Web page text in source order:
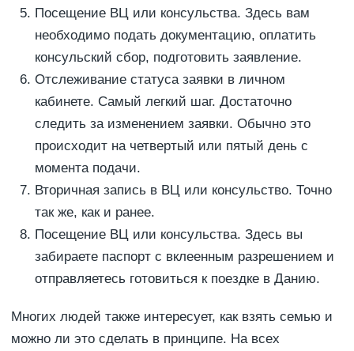
Посещение ВЦ или консульства. Здесь вам
необходимо подать документацию, оплатить
консульский сбор, подготовить заявление.
Отслеживание статуса заявки в личном
кабинете. Самый легкий шаг. Достаточно
следить за изменением заявки. Обычно это
происходит на четвертый или пятый день с
момента подачи.
Вторичная запись в ВЦ или консульство. Точно
так же, как и ранее.
Посещение ВЦ или консульства. Здесь вы
забираете паспорт с вклеенным разрешением и
отправляетесь готовиться к поездке в Данию.
Многих людей также интересует, как взять семью и
можно ли это сделать в принципе. На всех